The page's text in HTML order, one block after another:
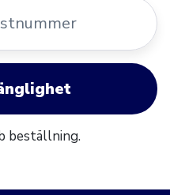
beställning.